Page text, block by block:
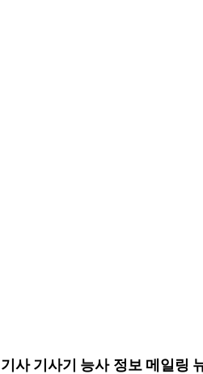
사 기사기 능사 정보 메일링